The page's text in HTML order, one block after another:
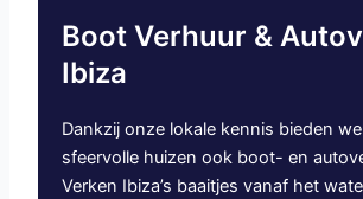
Boot Verhuur &
Ibiza
Dankzij onze lokale kennis bieden
sfeervolle huizen ook boot- en
Verken Ibiza’s baaitjes vanaf het